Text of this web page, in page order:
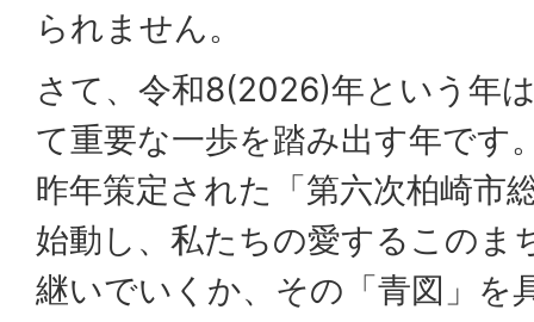
られません。
さて、令和8(2026)年という年
て重要な一歩を踏み出す年です
昨年策定された「第六次柏崎市
始動し、私たちの愛するこのま
継いでいくか、その「青図」を